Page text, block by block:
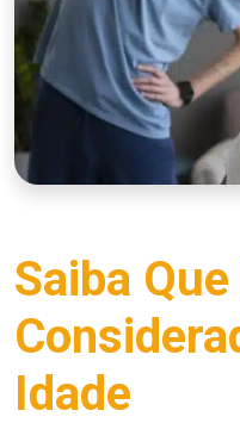
Saiba
Idade